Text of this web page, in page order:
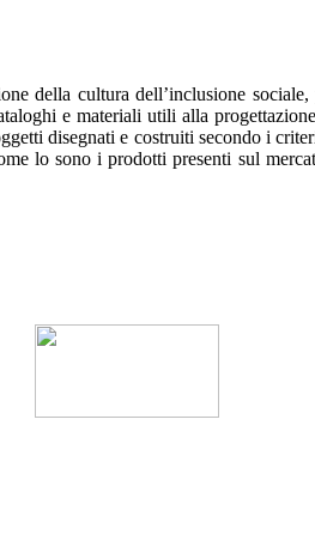
della cultura dell’inclusione
e materiali utili alla
disegnati e costruiti secondo i
lo sono i prodotti presenti sul